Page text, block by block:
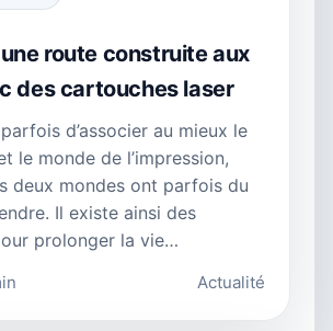
route construite aux
des cartouches laser
d’associer au mieux le
le monde de l’impression,
deux mondes ont parfois du
Il existe ainsi des
prolonger la vie…
Actualité